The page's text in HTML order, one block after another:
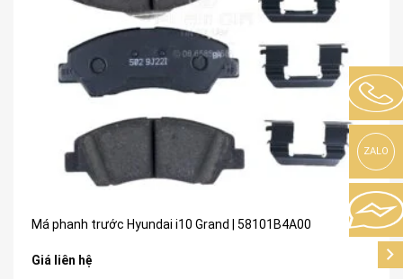
Má phanh trước Hyundai i10 Grand | 58101B4A00
Giá liên hệ
ZALO